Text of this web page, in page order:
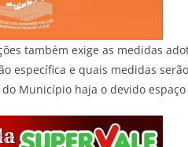
também exige as medidas
específica e quais medidas
Município haja o devido